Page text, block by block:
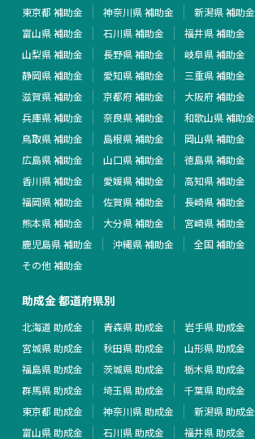
東京都 補助金
神奈川県 補助金
新潟県 補助金
富山県 補助金
石川県 補助金
福井県 補助金
山梨県 補助金
長野県 補助金
岐阜県 補助金
静岡県 補助金
愛知県 補助金
三重県 補助金
滋賀県 補助金
京都府 補助金
大阪府 補助金
兵庫県 補助金
奈良県 補助金
和歌山県 補助金
鳥取県 補助金
島根県 補助金
岡山県 補助金
広島県 補助金
山口県 補助金
徳島県 補助金
香川県 補助金
愛媛県 補助金
高知県 補助金
福岡県 補助金
佐賀県 補助金
長崎県 補助金
熊本県 補助金
大分県 補助金
宮崎県 補助金
鹿児島県 補助金
沖縄県 補助金
全国 補助金
その他 補助金
助成金 都道府県別
北海道 助成金 青森県 助成金
岩手県 助成金
宮城県 助成金
秋田県 助成金
山形県 助成金
福島県 助成金
茨城県 助成金
栃木県 助成金
群馬県 助成金
埼玉県 助成金
千葉県 助成金
東京都 助成金
神奈川県 助成金
新潟県 助成金
富山県 助成金
石川県 助成金
福井県 助成金